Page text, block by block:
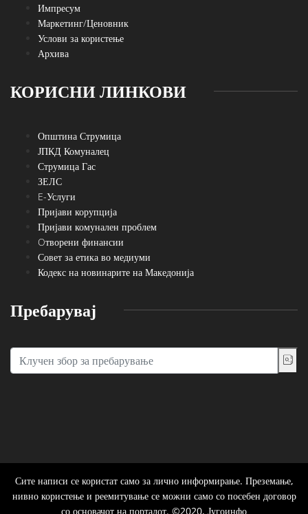
Импресум
Маркетинг/Ценовник
Услови за користење
Архива
КОРИСНИ ЛИНКОВИ
Општина Струмица
ЈПКД Комуналец
Струмица Гас
ЗЕЛС
E-Услуги
Пријави корупција
Пријави комунален проблем
Oтворени финансии
Совет за етика во медиуми
Кодекс на новинарите на Македонија
Пребарувај
Сите написи се користат само за лично информирање. Преземање,
нивно користење и реемитување се можни само со посебен договор
со основачот на порталот. ©2020, Југоинфо